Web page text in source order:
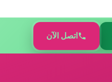
اتصل الآن